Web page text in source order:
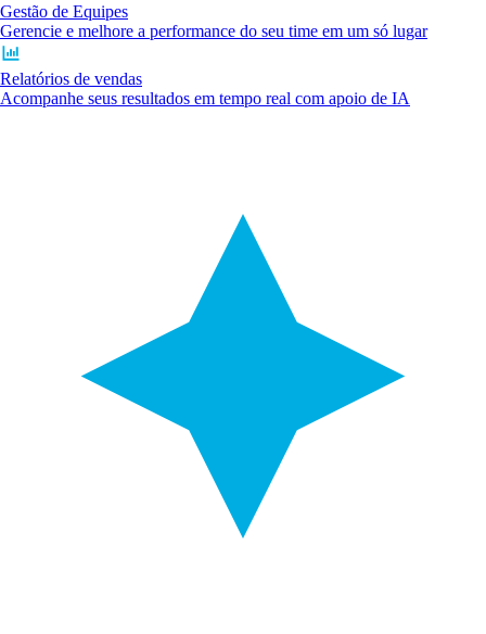
Gestão de Equipes
Gerencie e melhore a performance do seu time em um só lugar
Relatórios de vendas
Acompanhe seus resultados em tempo real com apoio de IA